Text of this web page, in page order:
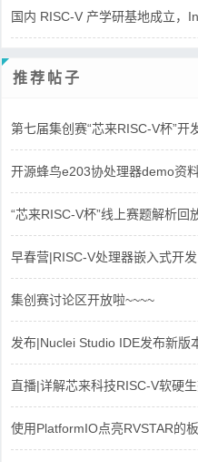
国内 RISC-V 产学研基地成立，
推荐帖子
第七届集创赛“芯来RISC-V杯”开
开源蜂鸟e203协处理器demo资
“芯来RISC-V杯”线上赛题解析回
早春营|RISC-V处理器嵌入式开发
集创赛讨论区开放啦~~~~
发布|Nuclei Studio IDE发布新版
直播|详解芯来科技RISC-V软硬
使用PlatformIO点亮RVSTAR的